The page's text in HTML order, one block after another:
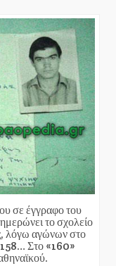
σε έγγραφο του
το σχολείο
λόγω αγώνων στο
Στο «160»